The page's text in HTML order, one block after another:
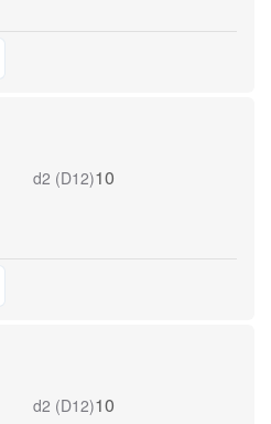
d2 (D12)10
d2 (D12)10